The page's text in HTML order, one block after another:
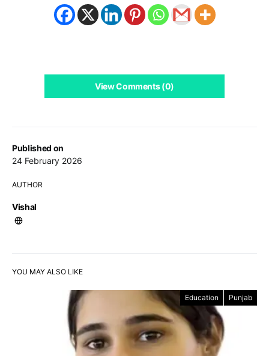
Published on
24 February 2026
AUTHOR
Vishal
View Comments (0)
YOU MAY ALSO LIKE
Education Punjab